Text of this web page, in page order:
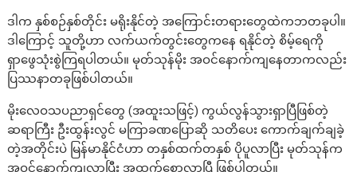
ဒါက နှစ်စဉ်နှစ်တိုင်း မရိုးနိုင်တဲ့ အကြောင်းတရားတွေထဲကဘတခုပါ။
ဒါကြောင့် သူတို့ဟာ လက်ယက်တွင်းတွေကနေ ရနိုင်တဲ့ စိမ့်ရေကို
ရှာဖွေသုံးစွဲကြရပါတယ်။ မုတ်သုန်မိုး အဝင်နောက်ကျနေတာကလည်း
ပြဿနာတခုဖြစ်ပါတယ်။
မိုးလေဝသပညာရှင်တွေ (အထူးသဖြင့်) ကွယ်လွန်သွားရှာပြီဖြစ်တဲ့
ဆရာကြီး ဦးထွန်းလွင် မကြာခဏပြောဆို သတိပေး ကောက်ချက်ချခဲ့
တဲ့အတိုင်းပဲ မြန်မာနိုင်ငံဟာ တနှစ်ထက်တနှစ် ပိုပူလာပြီး မုတ်သုန်က
အဝင်နောက်ကျလာပြီး အထွက်စောလာပြီ ဖြစ်ပါတယ်။